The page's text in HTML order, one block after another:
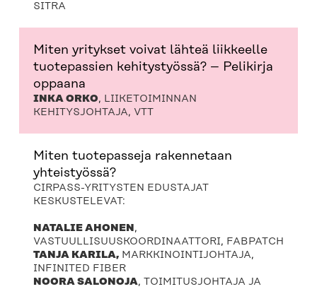
SITRA
Miten yritykset voivat lähteä liikkeelle
tuotepassien kehitystyössä? – Pelikirja
oppaana
INKA ORKO, LIIKETOIMINNAN
KEHITYSJOHTAJA, VTT
Miten tuotepasseja rakennetaan
yhteistyössä?
CIRPASS-YRITYSTEN EDUSTAJAT
KESKUSTELEVAT:
NATALIE AHONEN,
VASTUULLISUUSKOORDINAATTORI, FABPATCH
TANJA KARILA,MARKKINOINTIJOHTAJA,
INFINITED FIBER
NOORA SALONOJA, TOIMITUSJOHTAJA JA